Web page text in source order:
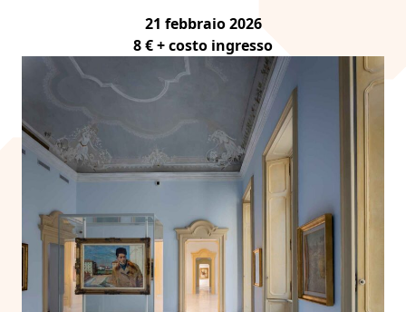
21 febbraio 2026
8 € + costo ingresso